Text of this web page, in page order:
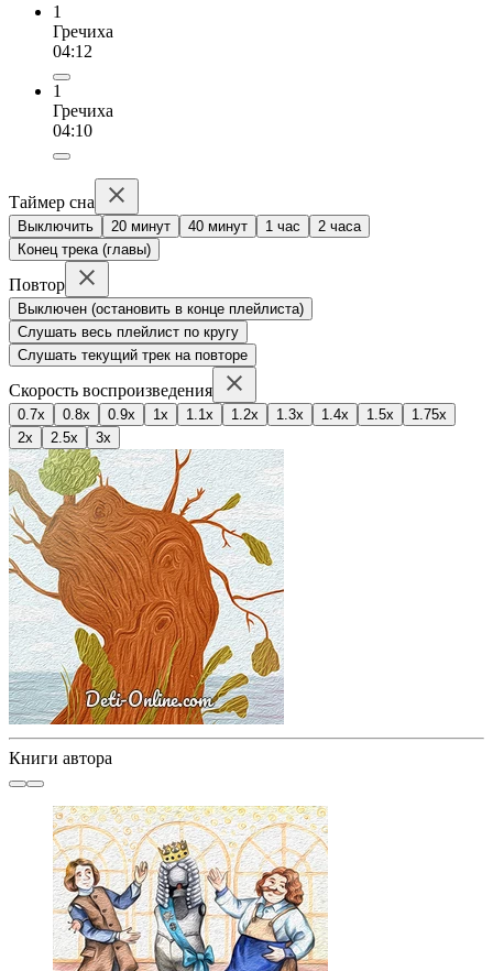
1
Гречиха
04:12
1
Гречиха
04:10
Таймер сна
Выключить 20 минут 40 минут 1 час
2 часа
Конец трека (главы)
Повтор
Выключен (остановить в конце плейлиста)
Слушать весь плейлист по кругу
Слушать текущий трек на повторе
Скорость воспроизведения
0.7x 0.8x 0.9x 1x 1.1x 1.2x 1.3x 1.4x 1.5x
1.75x
2x
2.5x 3x
Книги автора